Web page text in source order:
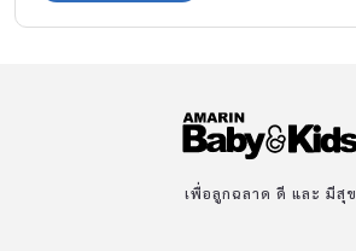
เพื่อลูกฉลาด ดี และ มีสุข